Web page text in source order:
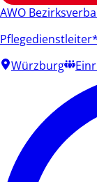
AWO
Würzburg